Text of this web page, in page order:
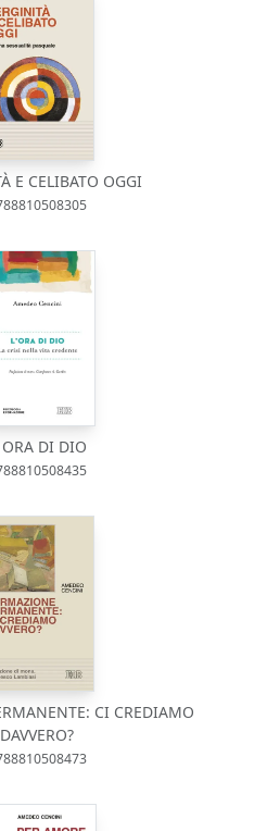
E CELIBATO OGGI
ORA DI DIO
CI CREDIAMO
DAVVERO?